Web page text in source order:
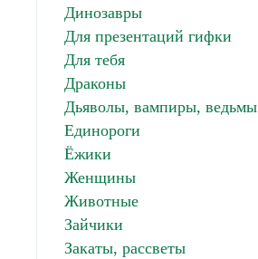
Динозавры
Для презентаций гифки
Для тебя
Драконы
Дьяволы, вампиры, ведьмы
Единороги
Ёжики
Женщины
Животные
Зайчики
Закаты, рассветы